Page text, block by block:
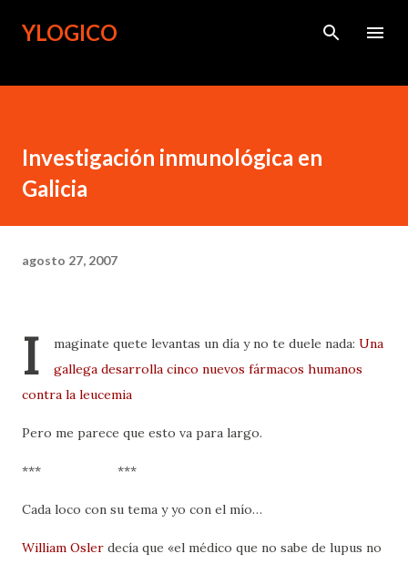
YLOGICO
Investigación inmunológica en
Galicia
agosto 27, 2007
I maginate quete levantas un día y no te duele nada: Una
gallega desarrolla cinco nuevos fármacos humanos
contra la leucemia
Pero me parece que esto va para largo.
*** ***
Cada loco con su tema y yo con el mío…
William Osler decía que «el médico que no sabe de lupus no